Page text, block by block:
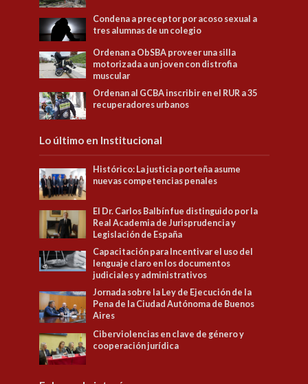
Condena a preceptor por acoso sexual a
tres alumnas de un colegio
Ordenan a ObSBA proveer una silla
motorizada a un joven con distrofia
muscular
Ordenan al GCBA inscribir en el RUR a 35
recuperadores urbanos
Lo último en Institucional
Histórico: La justicia porteña asume
nuevas competencias penales
El Dr. Carlos Balbín fue distinguido por la
Real Academia de Jurisprudencia y
Legislación de España
Capacitación para Incentivar el uso del
lenguaje claro en los documentos
judiciales y administrativos
Jornada sobre la Ley de Ejecución de la
Pena de la Ciudad Autónoma de Buenos
Aires
Ciberviolencias en clave de género y
cooperación jurídica